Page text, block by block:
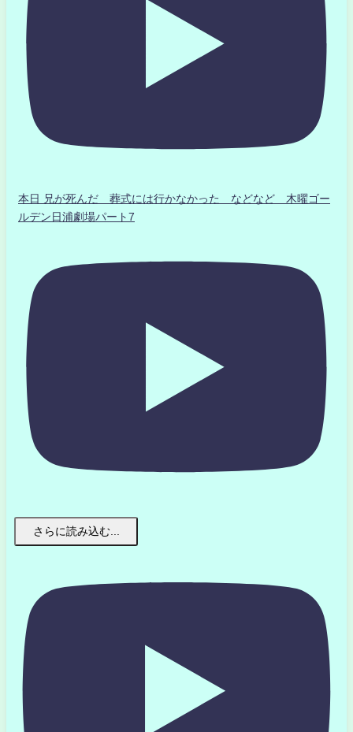
本日 兄が死んだ 葬式には行かなかった などなど 木曜ゴー
ルデン日浦劇場パート7
さらに読み込む...